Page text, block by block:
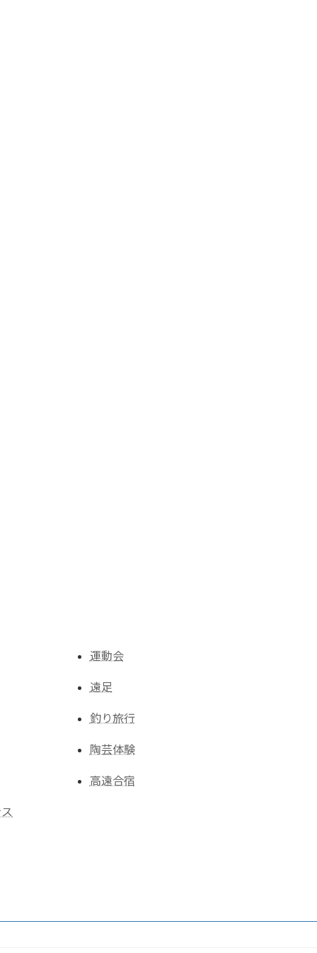
運動会
遠足
釣り旅行
陶芸体験
高遠合宿